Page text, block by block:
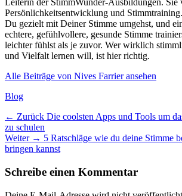
Leiterin der StimmWunder-Ausbildungen. Sie
Persönlichkeitsentwicklung und
Du gezielt mit Deiner Stimme umgehst, und
echtere, gefühlvollere, gesunde Stimme
leichter fühlst als je zuvor. Wer wirklich
und Vielfalt lernen will, ist hier richtig.
Alle Beiträge von Nives Farrier ansehen
Kategorien
Blog
Beitragsnavigation
← Zurück Vorheriger
Die coolsten Apps und Tools um
zu schulen
Weiter → Nächster
Beitrag:
5 Ratschläge wie du deine Stimme
bringen kannst
Schreibe einen Kommentar